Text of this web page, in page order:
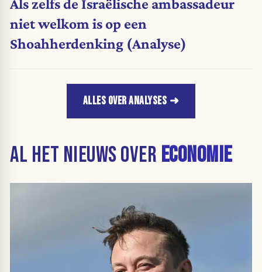
Als zelfs de Israëlische ambassadeur
niet welkom is op een
Shoahherdenking (Analyse)
ALLES OVER ANALYSES
AL HET NIEUWS OVER ECONOMIE